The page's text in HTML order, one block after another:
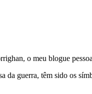
o meu blogue
guerra, têm sido os